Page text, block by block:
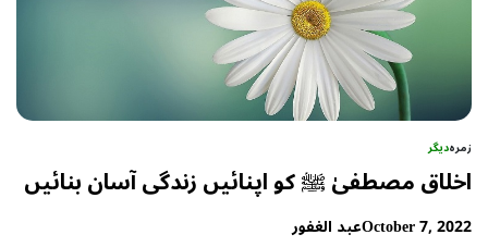
زمرہدیگر
اخلاق مصطفیٰ ﷺ کو اپنائیں زندگی آسان بنائیں
October 7, 2022عبد الغفور